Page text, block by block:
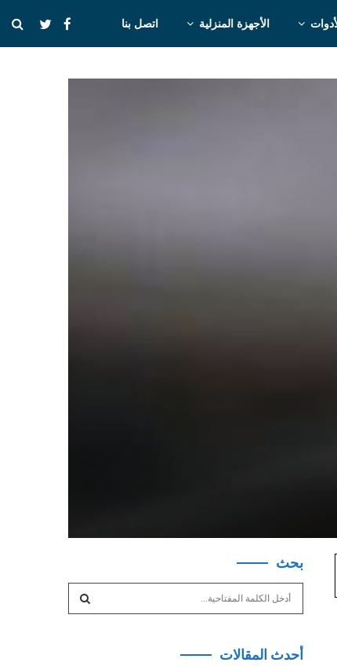
الأجهزة المنزلية اتصل بنا
بحث
cأحدث المقالات